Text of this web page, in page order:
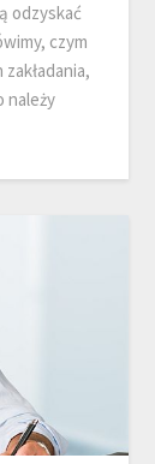
odzyskać
czym
należy